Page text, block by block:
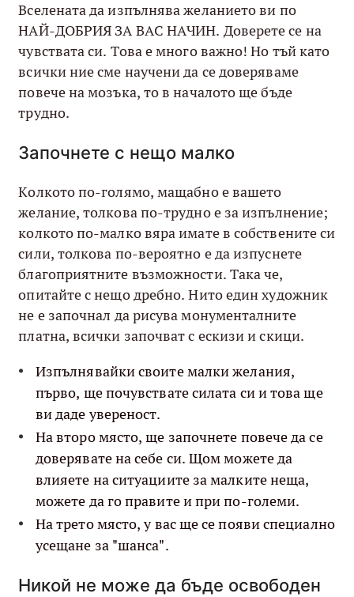
Вселената да изпълнява желанието ви по
НАЙ-ДОБРИЯ ЗА ВАС НАЧИН. Доверете се на
чувствата си. Това е много важно! Но тъй като
всички ние сме научени да се доверяваме
повече на мозъка, то в началото ще бъде
трудно.
Започнете с нещо малко
Колкото по-голямо, мащабно е вашето
желание, толкова по-трудно е за изпълнение;
колкото по-малко вяра имате в собствените си
сили, толкова по-вероятно е да изпуснете
благоприятните възможности. Така че,
опитайте с нещо дребно. Нито един художник
не е започнал да рисува монументалните
платна, всички започват с ескизи и скици.
Изпълнявайки своите малки желания,
първо, ще почувствате силата си и това ще
ви даде увереност.
На второ място, ще започнете повече да се
доверявате на себе си. Щом можете да
влияете на ситуациите за малките неща,
можете да го правите и при по-големи.
На трето място, у вас ще се появи специално
усещане за "шанса".
Никой не може да бъде освободен